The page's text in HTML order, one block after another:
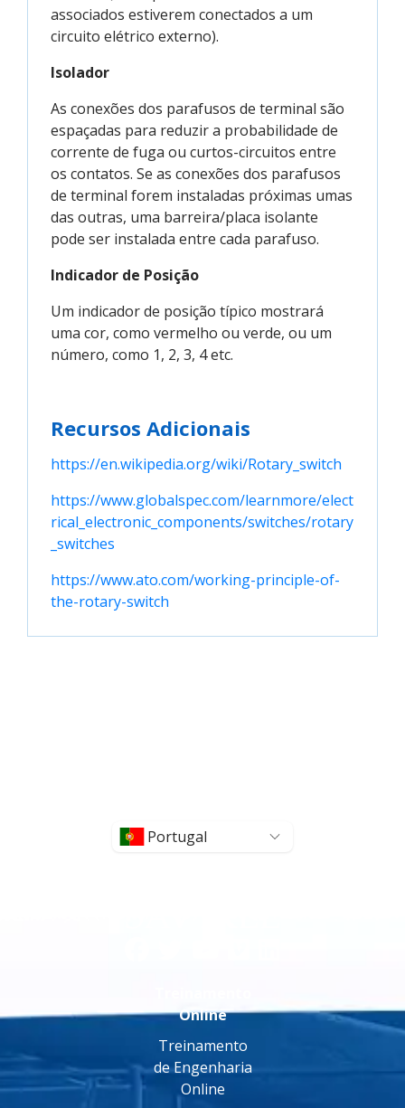
associados estiverem conectados a um
circuito elétrico externo).
Isolador
As conexões dos parafusos de terminal são
espaçadas para reduzir a probabilidade de
corrente de fuga ou curtos-circuitos entre
os contatos. Se as conexões dos parafusos
de terminal forem instaladas próximas umas
das outras, uma barreira/placa isolante
pode ser instalada entre cada parafuso.
Indicador de Posição
Um indicador de posição típico mostrará
uma cor, como vermelho ou verde, ou um
número, como 1, 2, 3, 4 etc.
Recursos Adicionais
https://en.wikipedia.org/wiki/Rotary_switch
https://www.globalspec.com/learnmore/elect
rical_electronic_components/switches/rotary
_switches
https://www.ato.com/working-principle-of-
the-rotary-switch
Portugal
Online
Treinamento
de Engenharia
Online